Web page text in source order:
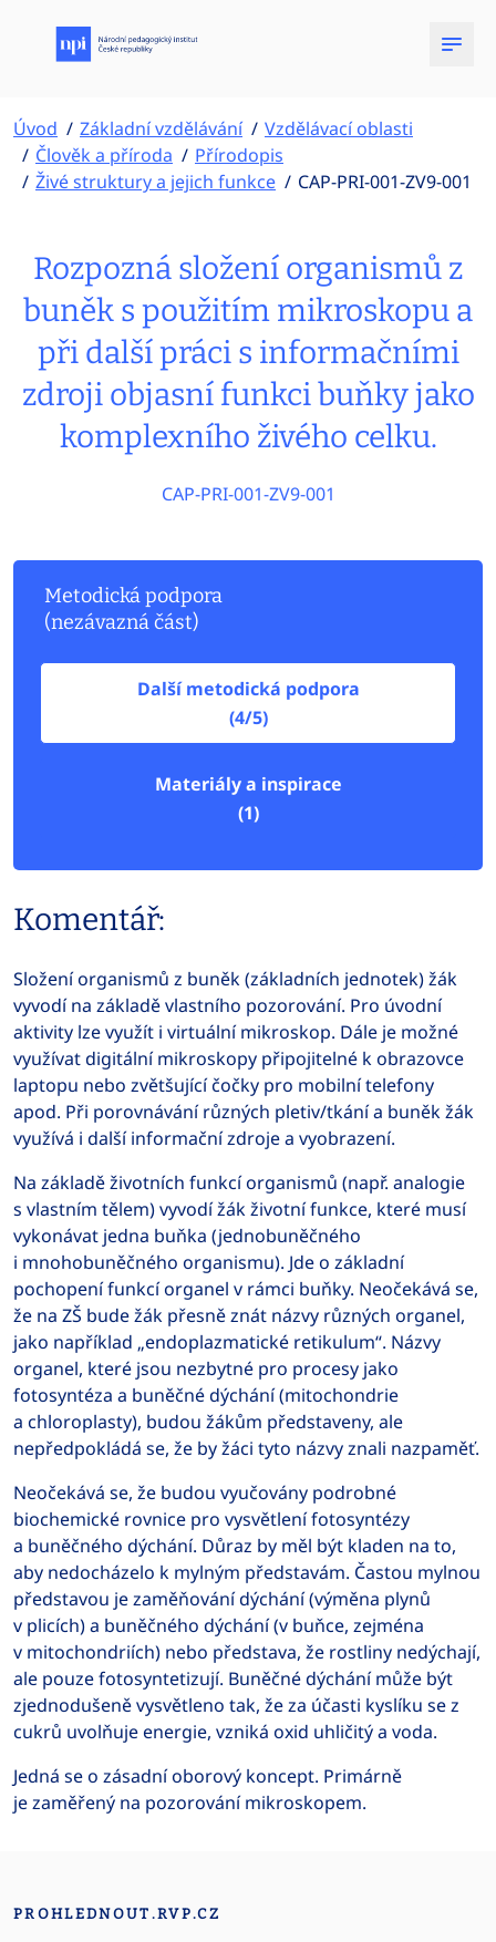
Úvod Základní vzdělávání
Vzdělávací oblasti
Člověk a příroda
Přírodopis
Živé struktury a jejich funkce
CAP-PRI-001-ZV9-001
Rozpozná složení organismů z
buněk s použitím mikroskopu a
při další práci s informačními
zdroji objasní funkci buňky jako
komplexního živého celku.
CAP-PRI-001-ZV9-001
Metodická podpora
(nezávazná část)
Další metodická podpora
(4/5)
Materiály a inspirace
(1)
Komentář:
Složení organismů z buněk (základních jednotek) žák
vyvodí na základě vlastního pozorování. Pro úvodní
aktivity lze využít i virtuální mikroskop. Dále je možné
využívat digitální mikroskopy připojitelné k obrazovce
laptopu nebo zvětšující čočky pro mobilní telefony
apod. Při porovnávání různých pletiv/tkání a buněk žák
využívá i další informační zdroje a vyobrazení.
Na základě životních funkcí organismů (např. analogie
s vlastním tělem) vyvodí žák životní funkce, které musí
vykonávat jedna buňka (jednobuněčného
i mnohobuněčného organismu). Jde o základní
pochopení funkcí organel v rámci buňky. Neočekává se,
že na ZŠ bude žák přesně znát názvy různých organel,
jako například „endoplazmatické retikulum“. Názvy
organel, které jsou nezbytné pro procesy jako
fotosyntéza a buněčné dýchání (mitochondrie
a chloroplasty), budou žákům představeny, ale
nepředpokládá se, že by žáci tyto názvy znali nazpaměť.
Neočekává se, že budou vyučovány podrobné
biochemické rovnice pro vysvětlení fotosyntézy
a buněčného dýchání. Důraz by měl být kladen na to,
aby nedocházelo k mylným představám. Častou mylnou
představou je zaměňování dýchání (výměna plynů
v plicích) a buněčného dýchání (v buňce, zejména
v mitochondriích) nebo představa, že rostliny nedýchají,
ale pouze fotosyntetizují. Buněčné dýchání může být
zjednodušeně vysvětleno tak, že za účasti kyslíku se z
cukrů uvolňuje energie, vzniká oxid uhličitý a voda.
Jedná se o zásadní oborový koncept. Primárně
je zaměřený na pozorování mikroskopem.
PROHLEDNOUT.RVP.CZ